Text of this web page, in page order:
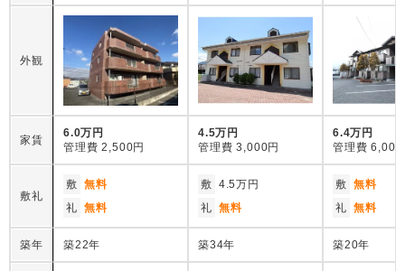
外観
家賃
6.0万円
管理費 2,500円
4.5万円
管理費 3,000円
6.4万円
管理費 6,000
敷礼
敷 無料
礼 無料
敷 4.5万円
礼 無料
敷 無料
礼 無料
築年 築22年 築34年 築20年